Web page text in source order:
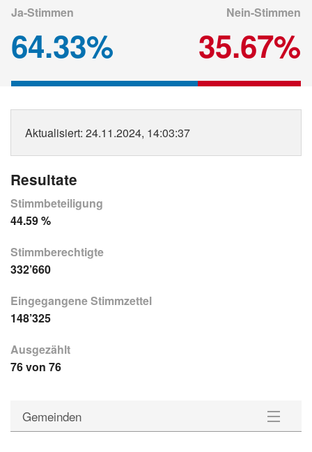
Ja-Stimmen
64.33%
Nein-Stimmen
35.67%
Aktualisiert: 24.11.2024, 14:03:37
Resultate
Stimmbeteiligung
44.59 %
Stimmberechtigte
332’660
Eingegangene Stimmzettel
148’325
Ausgezählt
76 von 76
Gemeinden